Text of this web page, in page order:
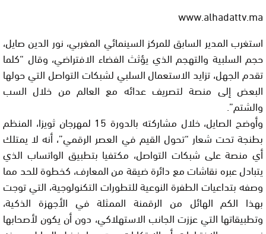
www.alhadattv.ma
استغرب المدير السابق للمركز السينمائي المغربي، نور الدين صايل،
حجم السلبية والتهجم الذي يؤثث الفضاء الافتراضي، وقال “كلما
تقدم الجهل، تزايد الاستعمال السلبي لشبكات التواصل التي حولها
البعض إلى منصة لتصريف عدائه مع العالم من خلال السب
والشتم”.
وأوضح الصايل، خلال مشاركته بالدورة 15 لمهرجان ثويزا، المنظم
بطنجة تحت شعار “تحول القيم في العصر الرقمي”، أنه لا يمتلك
أي منصة على شبكات التواصل، مكتفيا بتطبيق الواتساب الذي
يتبادل عبره نقاشات مع دائرة ضيقة من المعارف، كخطوة للحد مما
وصفه بتداعيات الطفرة النوعية للتطورات التكنولوجية، التي توجت
بهذا الكم الهائل من الرقمنة الممثلة في الأجهزة الذكية،
وتطبيقاتها التي عززت الجانب الاستهلاكي، دون أن يكون لأصحابها